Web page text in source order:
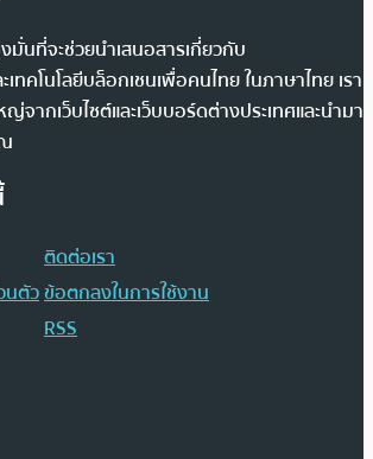
มั่นที่จะช่วยนำเสนอสารเกี่ยวกับ
ทคโนโลยีบล็อกเชนเพื่อคนไทย ในภาษาไทย เรา
จากเว็บไซต์และเว็บบอร์ดต่างประเทศและนำมา
ติดต่อเรา
นตัวข้อตกลงในการใช้งาน
RSS